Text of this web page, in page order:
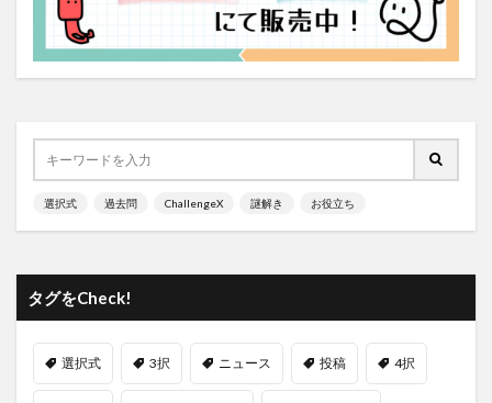
選択式 過去問 ChallengeX 謎解き お役立ち
タグをCheck!
選択式 3択 ニュース 投稿 4択